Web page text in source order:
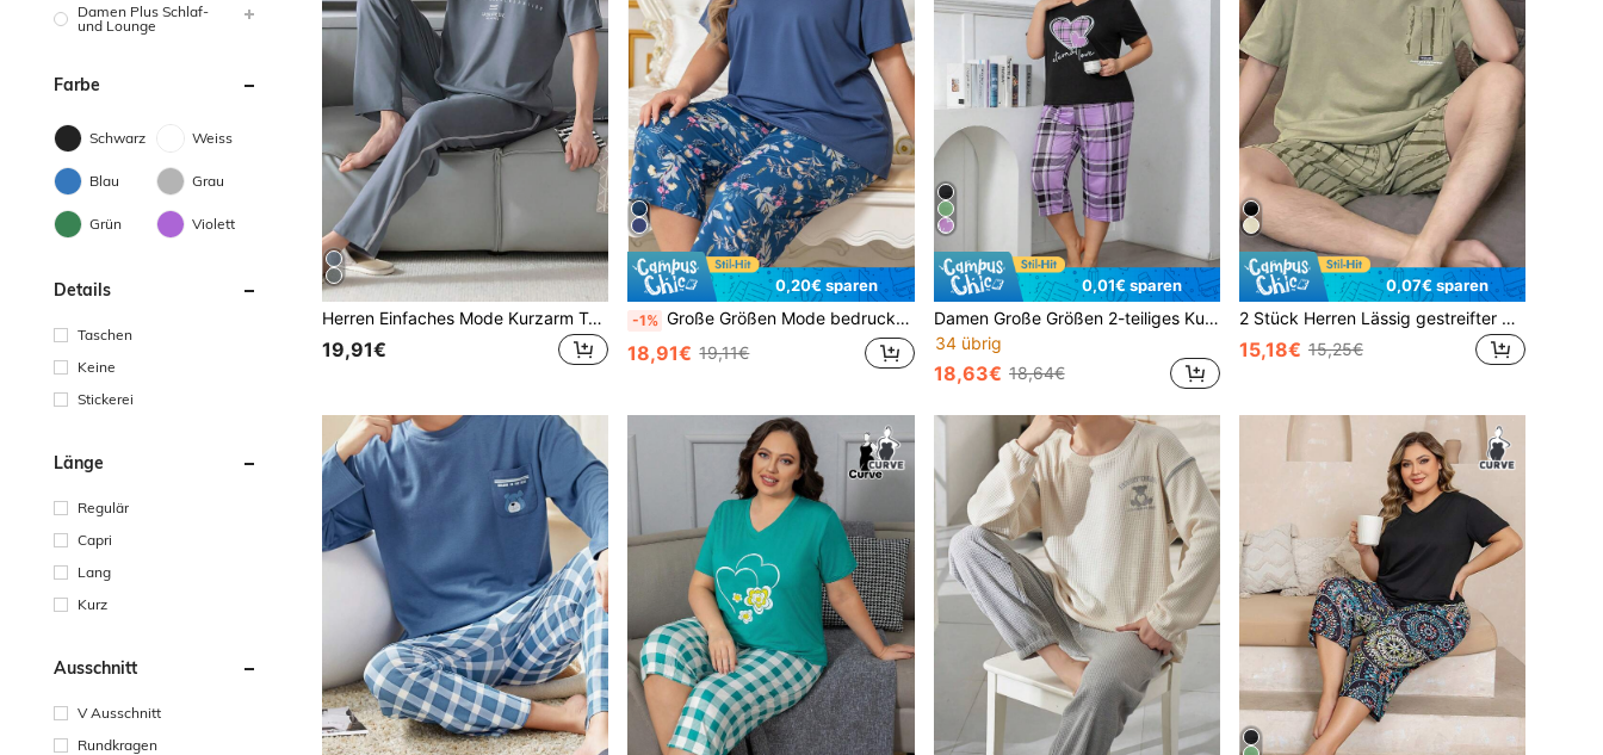
Damen Plus Schlaf-
und Lounge
Farbe
Schwarz Weiss
Blau Grau
Grün Violett
Details
Taschen
Keine
Stickerei
Länge
Regulär
Capri
Lang
Kurz
Ausschnitt
V Ausschnitt
Rundkragen
Herren Einfaches Mode Kurzarm Top und Hose Pyjama Set, Buchstaben Muster, Hautfreundlich Bequem Atmungsaktiv, 2-teiliges Heimset
19,91€
0,20€ sparen
-1% Große Größen Mode bedruckter V-Ausschnitt Kurzarm Pyjama Set
18,91€ 19,11€
0,01€ sparen
Damen Große Größen 2-teiliges Kurzarm Pyjama Set, lila Herz Muster
34 übrig
18,63€ 18,64€
0,07€ sparen
2 Stück Herren Lässig gestreifter Muster Kurzarm Shorts Pyjama Set, weicher atmungsaktiver Stoff, geeignet als Nachtwäsche
15,18€ 15,25€